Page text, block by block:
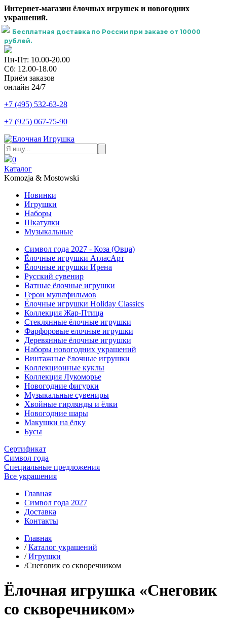
Интернет-магазин ёлочных игрушек и новогодних
украшений.
Бесплатная доставка по России при заказе от 10000
рублей.
Пн-Пт: 10.00-20.00
Сб: 12.00-18.00
Приём заказов
онлайн 24/7
+7 (495) 532-63-28
+7 (925) 067-75-90
0
Каталог
Komozja & Mostowski
Новинки
Игрушки
Наборы
Шкатулки
Музыкальные
Символ года 2027 - Коза (Овца)
Ёлочные игрушки АтласАрт
Ёлочные игрушки Ирена
Русский сувенир
Ватные ёлочные игрушки
Герои мультфильмов
Ёлочные игрушки Holiday Classics
Коллекция Жар-Птица
Стеклянные ёлочные игрушки
Фарфоровые елочные игрушки
Деревянные ёлочные игрушки
Наборы новогодних украшений
Винтажные ёлочные игрушки
Коллекционные куклы
Коллекция Лукоморье
Новогодние фигурки
Музыкальные сувениры
Хвойные гирлянды и ёлки
Новогодние шары
Макушки на ёлку
Бусы
Сертификат
Символ года
Специальные предложения
Все украшения
Главная
Символ года 2027
Доставка
Контакты
Главная
/Каталог украшений
/Игрушки
/Снеговик со скворечником
Ёлочная игрушка «Снеговик
со скворечником»